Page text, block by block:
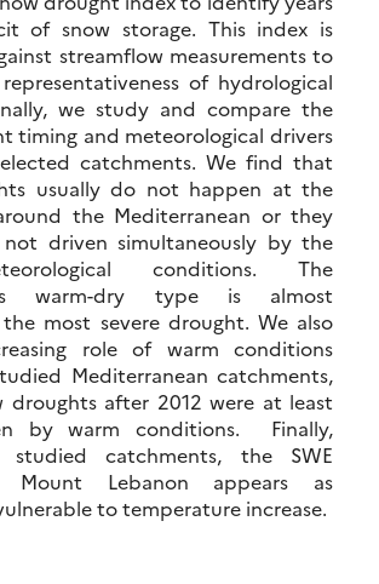
of snow storage. This index is
streamflow measurements to
of hydrological
we study and compare the
timing and meteorological drivers
catchments. We find that
usually do not happen at the
the Mediterranean or they
driven simultaneously by the
conditions. The
warm-dry type is almost
most severe drought. We also
role of warm conditions
Mediterranean catchments,
droughts after 2012 were at least
by warm conditions. Finally,
studied catchments, the SWE
Lebanon appears as
to temperature increase.